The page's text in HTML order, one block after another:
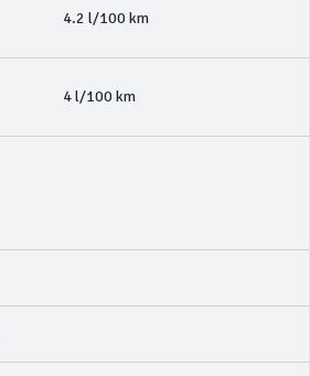
4.2 l/100 km
4 l/100 km